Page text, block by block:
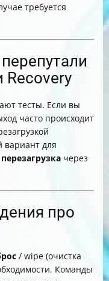
требуется
тесты. Если вы
часто происходит
вариант для
перезагрузка через
про
/ wipe (очистка
Команды